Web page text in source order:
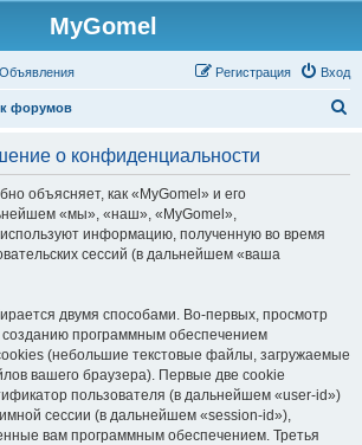
MyGomel
Объявления Вход
Регистрация
форумов
о конфиденциальности
объясняет, как «MyGomel» и его
«мы», «наш», «MyGomel»,
информацию, полученную во время
сессий (в дальнейшем «ваша
двумя способами. Во-первых, просмотр
созданию программным обеспечением
(небольшие текстовые файлы, загружаемые
вашего браузера). Первые две cookie
пользователя (в дальнейшем «user-id»)
сессии (в дальнейшем «session-id»),
вам программным обеспечением. Третья